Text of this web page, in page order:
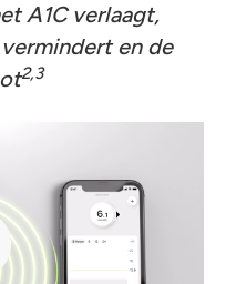
A1C verlaagt,
en de
2,3